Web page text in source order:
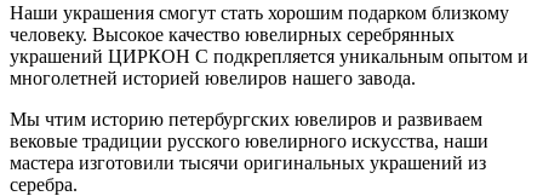
Наши украшения смогут стать хорошим подарком близкому
человеку. Высокое качество ювелирных серебрянных
украшений ЦИРКОН С подкрепляется уникальным опытом и
многолетней историей ювелиров нашего завода.
Мы чтим историю петербургских ювелиров и развиваем
вековые традиции русского ювелирного искусства, наши
мастера изготовили тысячи оригинальных украшений из
серебра.